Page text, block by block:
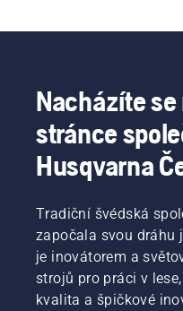
Nacházíte
stránce
Husqvarna
Tradiční švédská
započala svou dráhu
je inovátorem a
strojů pro práci v
kvalita a špičkové